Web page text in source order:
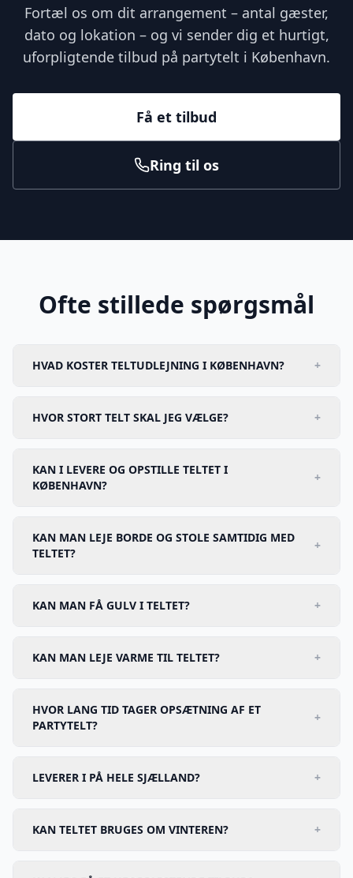
Fortæl os om dit arrangement – antal gæster,
dato og lokation – og vi sender dig et hurtigt,
uforpligtende tilbud på partytelt i København.
Få et tilbud
Ring til os
Ofte stillede spørgsmål
HVAD KOSTER TELTUDLEJNING I KØBENHAVN? +
HVOR STORT TELT SKAL JEG VÆLGE? +
KAN I LEVERE OG OPSTILLE TELTET I
KØBENHAVN?
+
KAN MAN LEJE BORDE OG STOLE SAMTIDIG MED
TELTET?
+
KAN MAN FÅ GULV I TELTET? +
KAN MAN LEJE VARME TIL TELTET? +
HVOR LANG TID TAGER OPSÆTNING AF ET
PARTYTELT?
+
LEVERER I PÅ HELE SJÆLLAND? +
KAN TELTET BRUGES OM VINTEREN? +